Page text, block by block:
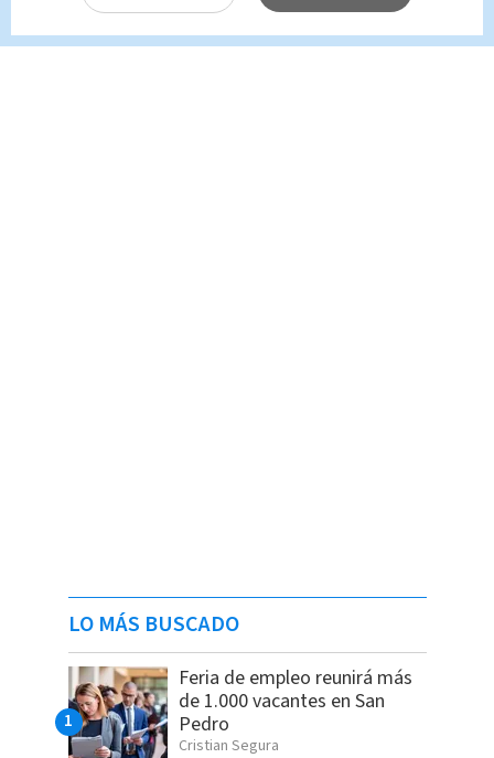
LO MÁS BUSCADO
Feria de empleo reunirá más
de 1.000 vacantes en San
Pedro
Cristian Segura